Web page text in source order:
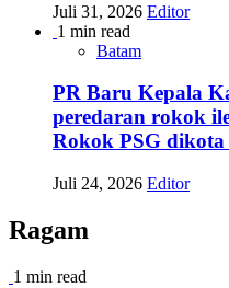
Juli 31, 2026 Editor
1 min read
Batam
PR Baru Kepala
peredaran rokok
Rokok PSG
Juli 24, 2026 Editor
Ragam
1 min read